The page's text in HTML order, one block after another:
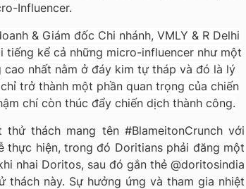
Influencer.
& Giám đốc Chi nhánh, VMLY & R Delhi
kể cả những micro-influencer như một
nhất nằm ở đáy kim tự tháp và đó là lý
trở thành một phần quan trọng của chiến
chí còn thúc đẩy chiến dịch thành công.
thách mang tên #BlameitonCrunch với
thực hiện, trong đó Doritians phải đăng một
nhai Doritos, sau đó gắn thẻ @doritosindia
thách này. Sự hưởng ứng và tham gia nhiệt